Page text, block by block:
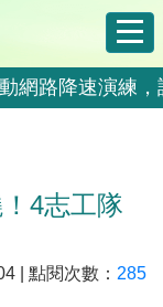
網路降速演練
二)舉辦「清潔
二)舉辦「清潔
二)舉辦「清潔
二)舉辦「清潔
4志工隊
| 點閱次數： 285